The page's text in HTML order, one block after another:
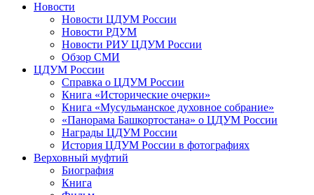
Новости
Новости ЦДУМ России
Новости РДУМ
Новости РИУ ЦДУМ России
Обзор СМИ
ЦДУМ России
Справка о ЦДУМ России
Книга «Исторические очерки»
Книга «Мусульманское духовное собрание»
«Панорама Башкортостана» о ЦДУМ России
Награды ЦДУМ России
История ЦДУМ России в фотографиях
Верховный муфтий
Биография
Книга